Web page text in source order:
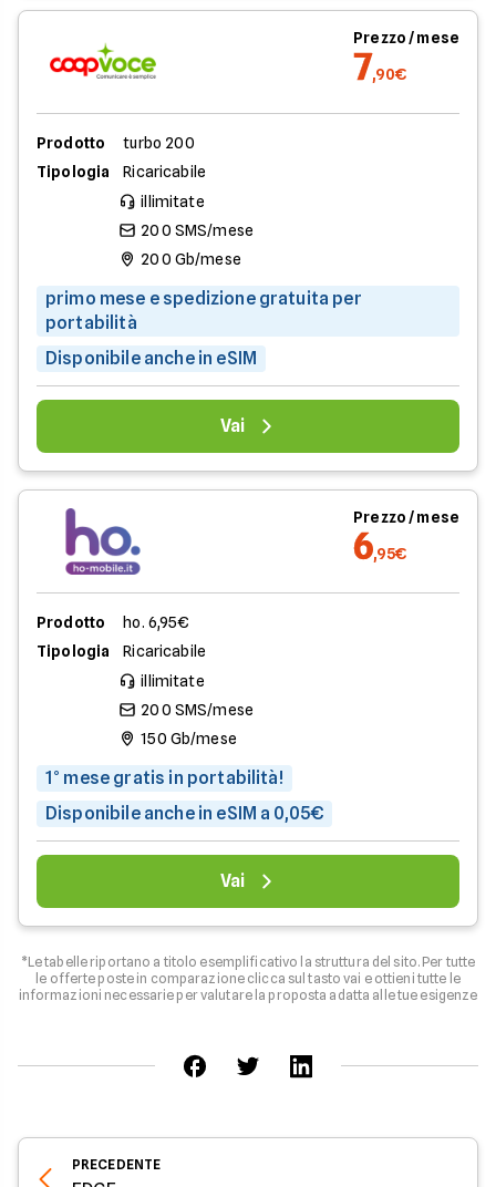
Prezzo / mese
7,90€
Prodotto
turbo 200
Tipologia
Ricaricabile
illimitate
200 SMS/mese
200 Gb/mese
primo mese e spedizione gratuita per
portabilità
Disponibile anche in eSIM
Vai
Prezzo / mese
6,95€
Prodotto
ho. 6,95€
Tipologia
Ricaricabile
illimitate
200 SMS/mese
150 Gb/mese
1° mese gratis in portabilità!
Disponibile anche in eSIM a 0,05€
Vai
*Le tabelle riportano a titolo esemplificativo la struttura del sito. Per tutte
le offerte poste in comparazione clicca sul tasto vai e ottieni tutte le
informazioni necessarie per valutare la proposta adatta alle tue esigenze
PRECEDENTE